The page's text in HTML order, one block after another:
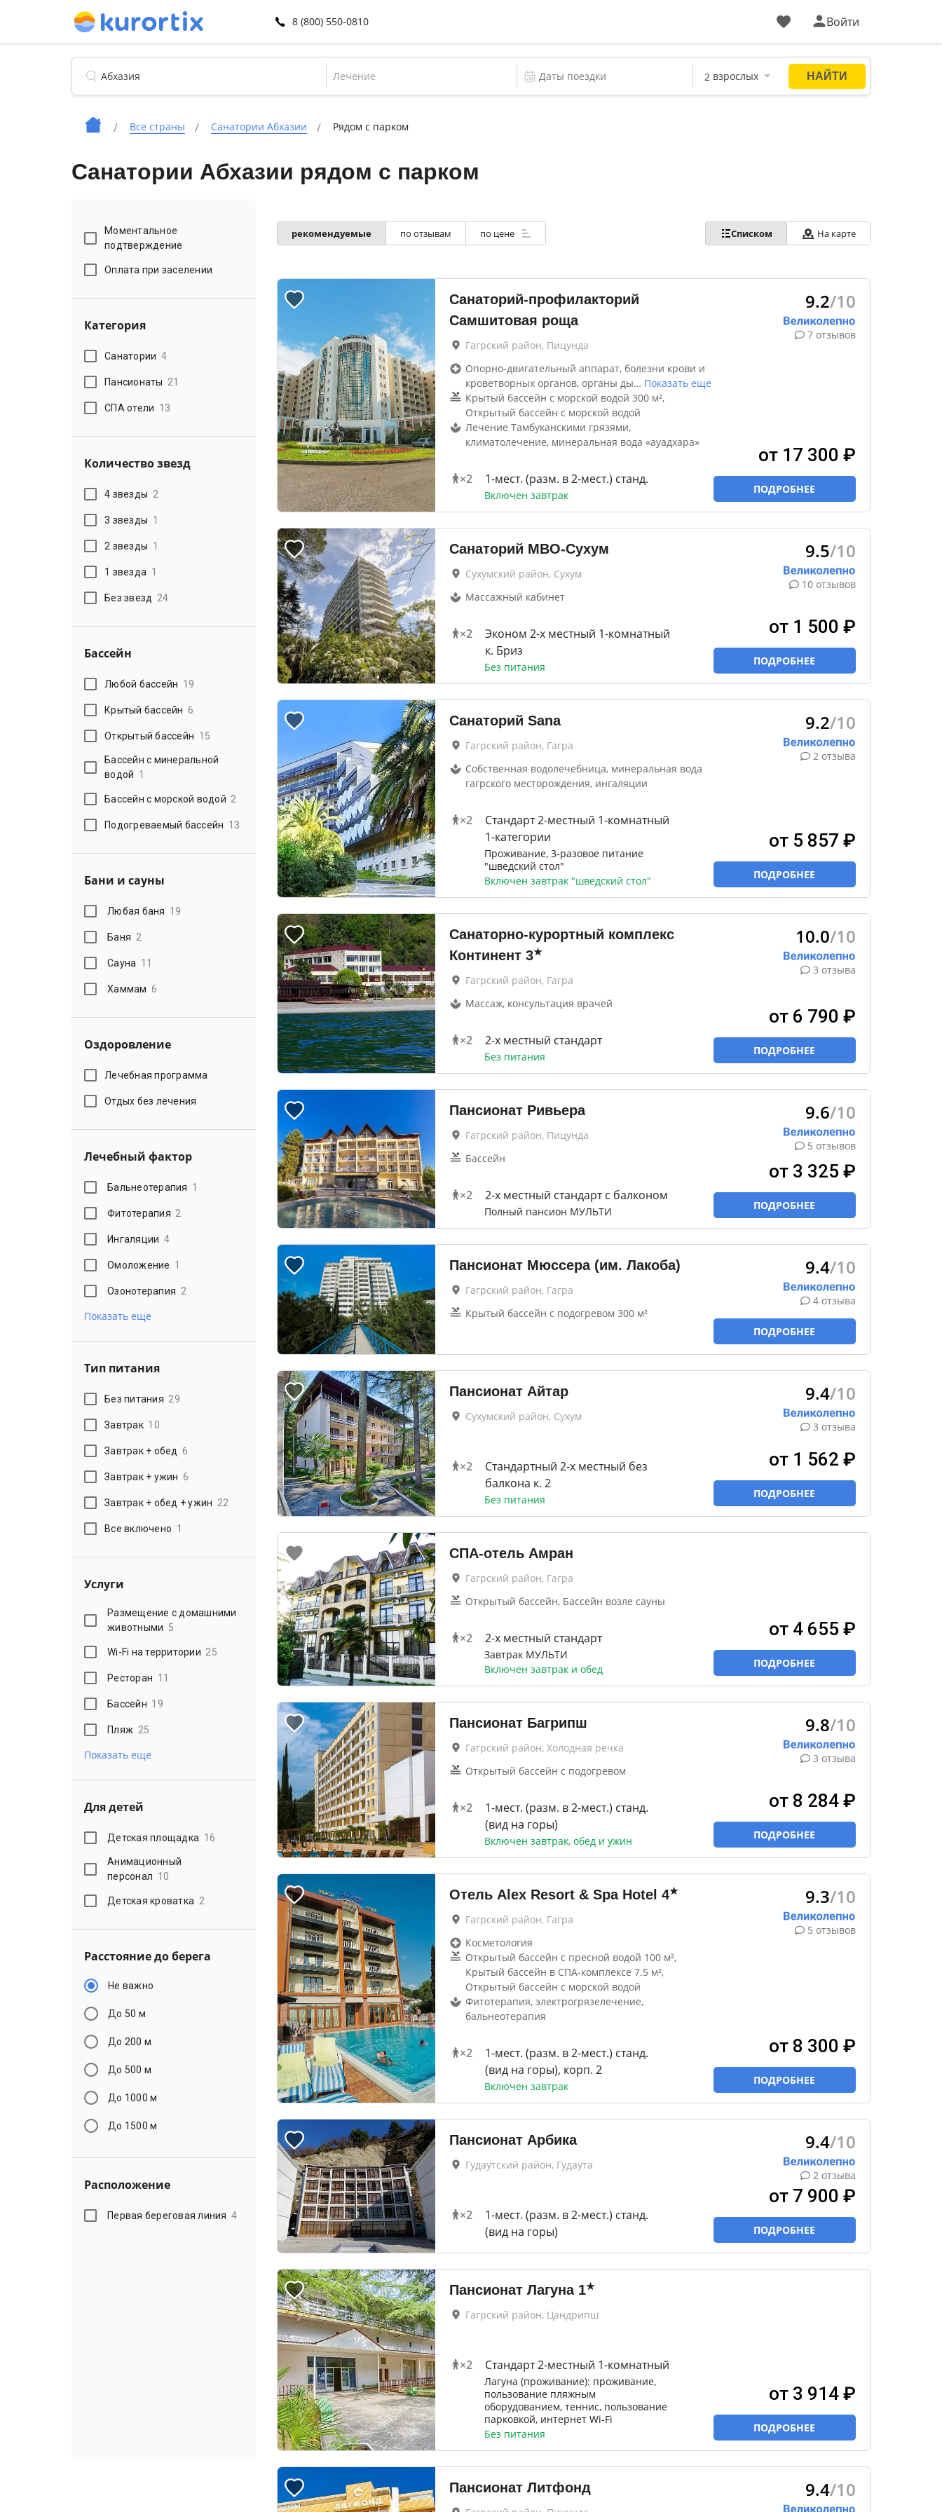
8 (800) 550-0810 Войти
Лечение
Все страны Санатории Абхазии Рядом с парком
Санатории Абхазии рядом с парком
Моментальное
подтверждение
Оплата при заселении
Категория
Санатории 4
Пансионаты 21
СПА отели 13
Количество звезд
4 звезды 2
3 звезды 1
2 звезды 1
1 звезда 1
Без звезд 24
Бассейн
Любой бассейн 19
Крытый бассейн 6
Открытый бассейн 15
Бассейн с минеральной
водой 1
Бассейн с морской водой 2
Подогреваемый бассейн 13
Бани и сауны
Любая баня 19
Баня 2
Сауна 11
Хаммам 6
Оздоровление
Лечебная программа
Отдых без лечения
Лечебный фактор
Бальнеотерапия 1
Фитотерапия 2
Ингаляции 4
Омоложение 1
Озонотерапия 2
Показать еще
Тип питания
Без питания 29
Завтрак 10
Завтрак + обед 6
Завтрак + ужин 6
Завтрак + обед + ужин 22
Все включено 1
Услуги
Размещение с домашними
животными 5
Wi-Fi на территории 25
Ресторан 11
Бассейн 19
Пляж 25
Показать еще
Для детей
Детская площадка 16
Анимационный
персонал 10
Детская кроватка 2
Расстояние до берега
Не важно
До 50 м
До 200 м
До 500 м
До 1000 м
До 1500 м
Расположение
Первая береговая линия 4
рекомендуемые по отзывам по цене Списком На карте
Санаторий-профилакторий
Самшитовая роща
Гагрский район, Пицунда
Опорно-двигательный аппарат, болезни крови и
кроветворных органов, органы ды… Показать еще
Крытый бассейн с морской водой 300 м²,
Открытый бассейн с морской водой
Лечение Тамбуканскими грязями,
климатолечение, минеральная вода «ауадхара»
×2 1-мест. (разм. в 2-мест.) станд.
Включен завтрак
9.2/10
7 отзывов
от 17 300 ₽
ПОДРОБНЕЕ
Санаторий МВО-Сухум
Сухумский район, Сухум
Массажный кабинет
×2
Эконом 2-х местный 1-комнатный
к. Бриз
Без питания
9.5/10
10 отзывов
от 1 500 ₽
ПОДРОБНЕЕ
Санаторий Sana
Гагрский район, Гагра
Собственная водолечебница, минеральная вода
гагрского месторождения, ингаляции
×2
Стандарт 2-местный 1-комнатный
1-категории
Проживание, 3-разовое питание
"шведский стол"
Включен завтрак "шведский стол"
9.2/10
2 отзыва
от 5 857 ₽
ПОДРОБНЕЕ
Санаторно-курортный комплекс
Континент 3★
Гагрский район, Гагра
Массаж, консультация врачей
×2 2-x местный стандарт
Без питания
10.0/10
3 отзыва
от 6 790 ₽
ПОДРОБНЕЕ
Пансионат Ривьера
Гагрский район, Пицунда
Бассейн
×2 2-x местный стандарт с балконом
Полный пансион МУЛЬТИ
9.6/10
5 отзывов
от 3 325 ₽
ПОДРОБНЕЕ
Пансионат Мюссера (им. Лакоба)
Гагрский район, Гагра
Крытый бассейн с подогревом 300 м²
9.4/10
4 отзыва
ПОДРОБНЕЕ
Пансионат Айтар
Сухумский район, Сухум
×2
Стандартный 2-х местный без
балкона к. 2
Без питания
9.4/10
3 отзыва
от 1 562 ₽
ПОДРОБНЕЕ
СПА-отель Амран
Гагрский район, Гагра
Открытый бассейн, Бассейн возле сауны
×2 2-x местный стандарт
Завтрак МУЛЬТИ
Включен завтрак и обед
от 4 655 ₽
ПОДРОБНЕЕ
Пансионат Багрипш
Гагрский район, Холодная речка
Открытый бассейн с подогревом
×2
1-мест. (разм. в 2-мест.) станд.
(вид на горы)
Включен завтрак, обед и ужин
9.8/10
3 отзыва
от 8 284 ₽
ПОДРОБНЕЕ
Отель Alex Resort & Spa Hotel 4★
Гагрский район, Гагра
Косметология
Открытый бассейн с пресной водой 100 м²,
Крытый бассейн в СПА-комплексе 7.5 м²,
Открытый бассейн с морской водой
Фитотерапия, электрогрязелечение,
бальнеотерапия
×2
1-мест. (разм. в 2-мест.) станд.
(вид на горы), корп. 2
Включен завтрак
9.3/10
5 отзывов
от 8 300 ₽
ПОДРОБНЕЕ
Пансионат Арбика
Гудаутский район, Гудаута
×2
1-мест. (разм. в 2-мест.) станд.
(вид на горы)
9.4/10
2 отзыва
от 7 900 ₽
ПОДРОБНЕЕ
Пансионат Лагуна 1★
Гагрский район, Цандрипш
×2 Стандарт 2-местный 1-комнатный
Лагуна (проживание): проживание,
пользование пляжным
оборудованием, теннис, пользование
парковкой, интернет Wi-Fi
Без питания
от 3 914 ₽
ПОДРОБНЕЕ
Пансионат Литфонд 9.4/10